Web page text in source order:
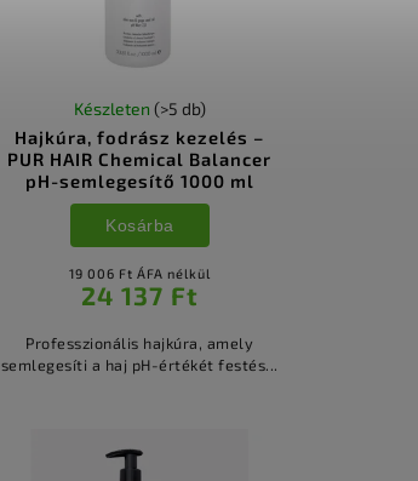
Hajkúra, fodrász kezelés –
PUR HAIR Chemical Balancer
pH-semlegesítő 1000 ml
Készleten (>5 db)
19 006 Ft ÁFA nélkül
24 137 Ft
Kosárba
Professzionális hajkúra, amely
semlegesíti a haj pH-értékét festés...